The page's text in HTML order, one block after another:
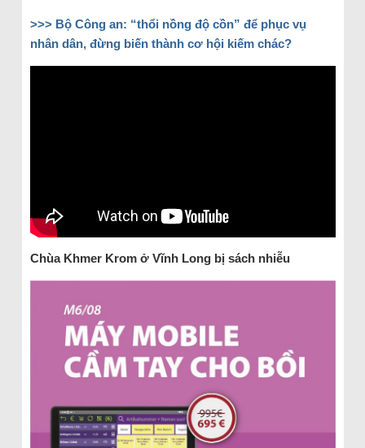
>>> Bộ Công an: “thổi nồng độ cồn” để phục vụ
nhân dân, đừng biến thành cơ hội kiếm chác?
ChùaKhmer Krom ở Vĩnh Long bị sách nhiễu